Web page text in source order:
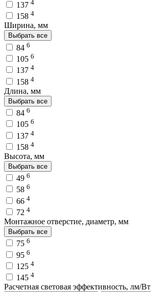
137 4
158 4
Ширина, мм
Выбрать все
84 6
105 6
137 4
158 4
Длина, мм
Выбрать все
84 6
105 6
137 4
158 4
Высота, мм
Выбрать все
49 6
58 6
66 4
72 4
Монтажное отверстие, диаметр, мм
Выбрать все
75 6
95 6
125 4
145 4
Расчетная световая эффективность, лм/Вт